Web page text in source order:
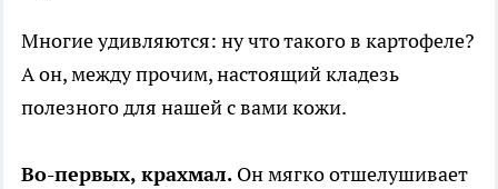
Многие удивляются: ну что такого в картофеле?
А он, между прочим, настоящий кладезь
полезного для нашей с вами кожи.
Во-первых, крахмал. Он мягко отшелушивает